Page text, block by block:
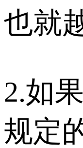
也就
2.如
规定